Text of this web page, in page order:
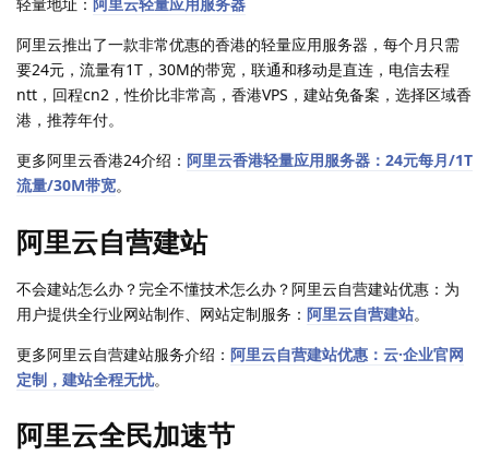
阿里云推出了一款非常优惠的香港的轻量应用服务器，每个月只需
要24元，流量有1T，30M的带宽，联通和移动是直连，电信去程
ntt，回程cn2，性价比非常高，香港VPS，建站免备案，选择区域香
港，推荐年付。
更多阿里云香港24介绍： 阿里云香港轻量应用服务器：24元每月/1T
流量/30M带宽。
阿里云自营建站
不会建站怎么办？完全不懂技术怎么办？阿里云自营建站优惠：为
用户提供全行业网站制作、网站定制服务： 阿里云自营建站。
更多阿里云自营建站服务介绍： 阿里云自营建站优惠：云·企业官网
定制，建站全程无忧。
阿里云全民加速节